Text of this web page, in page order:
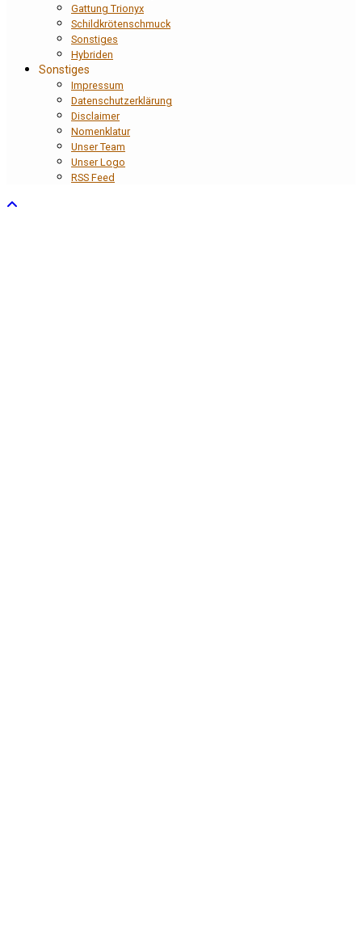
Gattung Trionyx
Schildkrötenschmuck
Sonstiges
Hybriden
Sonstiges
Impressum
Datenschutzerklärung
Disclaimer
Nomenklatur
Unser Team
Unser Logo
RSS Feed